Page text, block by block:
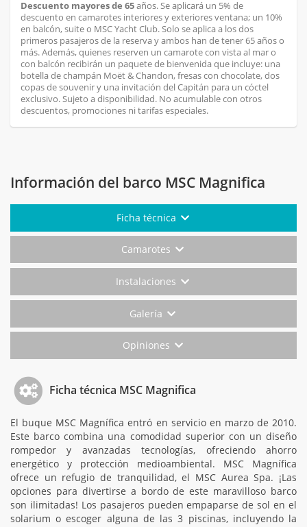
Descuento mayores de 65años. Se aplicará un 5% de
descuento en camarotes interiores y exteriores ventana; un 10%
en balcón, suite o MSC Yacht Club. Solo se aplica a los dos
primeros pasajeros de la reserva y ambos han de tener 65 años o
más. Además, quienes reserven un camarote con vista al mar o
con balcón recibirán un paquete de bienvenida que incluye: una
botella de champán Moët & Chandon, fresas con chocolate, dos
copas de souvenir y una invitación del Capitán para un cóctel
exclusivo. Sujeto a disponibilidad. No acumulable con otros
descuentos, promociones ni tarifas especiales.
Información del barco MSC Magnifica
Ficha técnica
Camarotes
Instalaciones
Galería
Opiniones
Ficha técnica MSC Magnifica
El buque MSC Magnífica entró en servicio en marzo de 2010.
Este barco combina una comodidad superior con un diseño
rompedor y avanzadas tecnologías, ofreciendo ahorro
energético y protección medioambiental. MSC Magnífica
ofrece un refugio de tranquilidad, el MSC Aurea Spa. ¡Las
opciones para divertirse a bordo de este maravilloso barco
son ilimitadas! Los pasajeros pueden empaparse de sol en el
solarium o escoger alguna de las 3 piscinas, incluyendo la